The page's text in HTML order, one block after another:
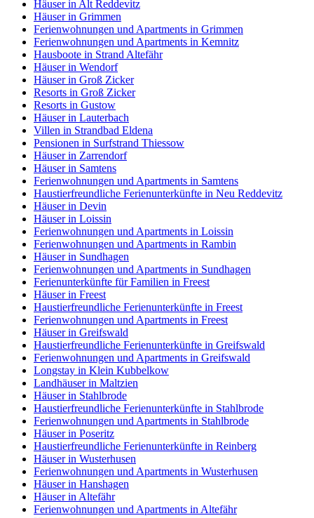
Häuser in Alt Reddevitz
Häuser in Grimmen
Ferienwohnungen und Apartments in Grimmen
Ferienwohnungen und Apartments in Kemnitz
Hausboote in Strand Altefähr
Häuser in Wendorf
Häuser in Groß Zicker
Resorts in Groß Zicker
Resorts in Gustow
Häuser in Lauterbach
Villen in Strandbad Eldena
Pensionen in Surfstrand Thiessow
Häuser in Zarrendorf
Häuser in Samtens
Ferienwohnungen und Apartments in Samtens
Haustierfreundliche Ferienunterkünfte in Neu Reddevitz
Häuser in Devin
Häuser in Loissin
Ferienwohnungen und Apartments in Loissin
Ferienwohnungen und Apartments in Rambin
Häuser in Sundhagen
Ferienwohnungen und Apartments in Sundhagen
Ferienunterkünfte für Familien in Freest
Häuser in Freest
Haustierfreundliche Ferienunterkünfte in Freest
Ferienwohnungen und Apartments in Freest
Häuser in Greifswald
Haustierfreundliche Ferienunterkünfte in Greifswald
Ferienwohnungen und Apartments in Greifswald
Longstay in Klein Kubbelkow
Landhäuser in Maltzien
Häuser in Stahlbrode
Haustierfreundliche Ferienunterkünfte in Stahlbrode
Ferienwohnungen und Apartments in Stahlbrode
Häuser in Poseritz
Haustierfreundliche Ferienunterkünfte in Reinberg
Häuser in Wusterhusen
Ferienwohnungen und Apartments in Wusterhusen
Häuser in Hanshagen
Häuser in Altefähr
Ferienwohnungen und Apartments in Altefähr